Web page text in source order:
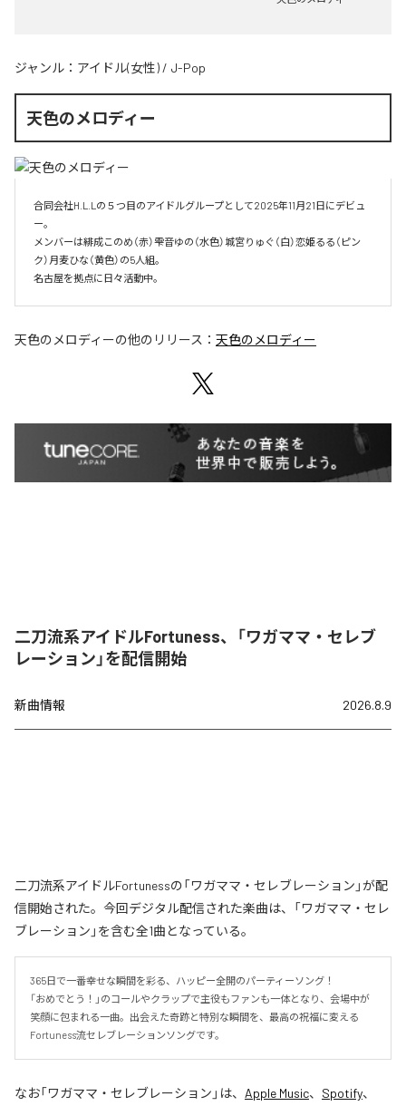
ジャンル： アイドル(女性) / J-Pop
天色のメロディー
合同会社H.L.Lの５つ目のアイドルグループとして2025年11月21日にデビュ
ー。
メンバーは緋成このめ（赤）雫音ゆの（水色）城宮りゅぐ（白）恋姫るる（ピン
ク）月麦ひな（黄色）の5人組。
名古屋を拠点に日々活動中。
天色のメロディーの他のリリース： 天色のメロディー
二刀流系アイドルFortuness、「ワガママ・セレブ
レーション」を配信開始
新曲情報 2026.8.9
二刀流系アイドルFortunessの「ワガママ・セレブレーション」が配
信開始された。今回デジタル配信された楽曲は、「ワガママ・セレ
ブレーション」を含む全1曲となっている。
365日で一番幸せな瞬間を彩る、ハッピー全開のパーティーソング！
「おめでとう！」のコールやクラップで主役もファンも一体となり、会場中が
笑顔に包まれる一曲。出会えた奇跡と特別な瞬間を、最高の祝福に変える
Fortuness流セレブレーションソングです。
なお「ワガママ・セレブレーション 」は、 Apple Music、 Spotify、